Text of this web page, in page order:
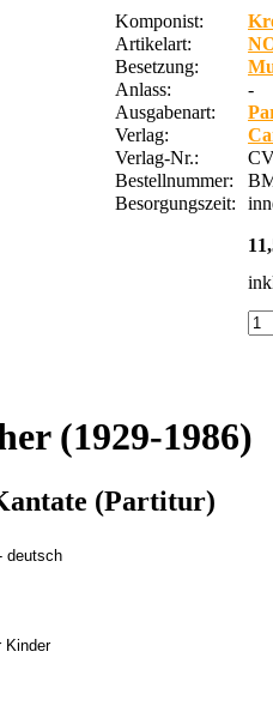
Komponist:
Artikelart:
Besetzung:
Anlass:
-
Ausgabenart:
Verlag:
Verlag-Nr.:
Bestellnummer:
Besorgungszeit:
(1929-1986)
(Partitur)
deutsch
Kinder